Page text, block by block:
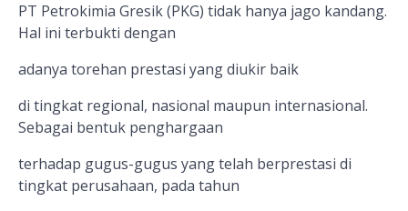
PT Petrokimia Gresik (PKG) tidak hanya jago kandang.
Hal ini terbukti dengan
adanya torehan prestasi yang diukir baik
di tingkat regional, nasional maupun internasional.
Sebagai bentuk penghargaan
terhadap gugus-gugus yang telah berprestasi di
tingkat perusahaan, pada tahun